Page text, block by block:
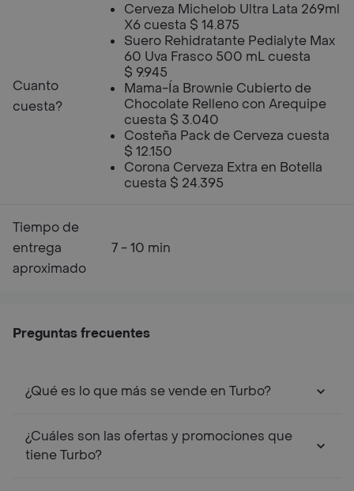
Cuanto
cuesta?
Cerveza Michelob Ultra Lata 269ml
X6 cuesta $ 14.875
Suero Rehidratante Pedialyte Max
60 Uva Frasco 500 mL cuesta
$ 9.945
Mama-Ía Brownie Cubierto de
Chocolate Relleno con Arequipe
cuesta $ 3.040
Costeña Pack de Cerveza cuesta
$ 12.150
Corona Cerveza Extra en Botella
cuesta $ 24.395
Tiempo de
entrega
aproximado
7 - 10 min
Preguntas frecuentes
¿Qué es lo que más se vende en Turbo?
¿Cuáles son las ofertas y promociones que
tiene Turbo?